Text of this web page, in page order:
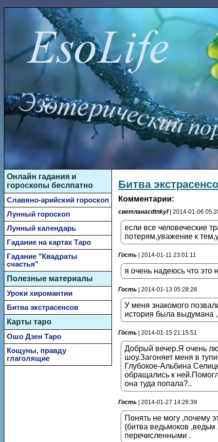
Битва
Комментарии:
светланаcdtnkyf| 2014-01-06
если все человеческие
потерям,уважение к
Гость | 2014-01-11 23:01:11
я очень надеюсь что это
Гость | 2014-01-13 05:28:28
У меня знакомого
история была выдумана
Гость | 2014-01-15 21:15:51
Добрый вечер.Я очень
шоу.Загоняет меня в
Глубокое-Альбина
обращались к
она туда попала?..
Гость | 2014-01-27 14:26:39
Понять не могу ,почему
(битва ведьмоков ,ведьм
перечисленными .
Онлайн гадания и
гороскопы беслпатно
Славяно-арийский гороскоп
Лунный гороскоп
Лунный календарь
Гадание на картах Таро
Гадание "Квадраты
счастья"
Полезные материалы
Уроки хиромантии
Битва экстрасенсов
Карты таро
Ошо Дзен Таро
Кощуны, правду
глаголящие